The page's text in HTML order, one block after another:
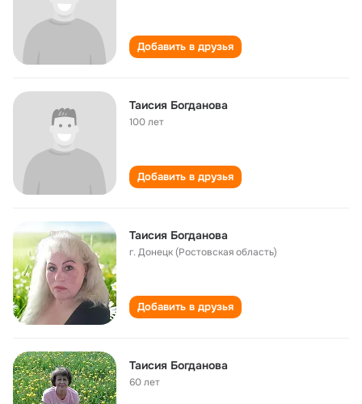
Добавить в друзья
Таисия Богданова
100 лет
Добавить в друзья
Таисия Богданова
г. Донецк (Ростовская область)
Добавить в друзья
Таисия Богданова
60 лет